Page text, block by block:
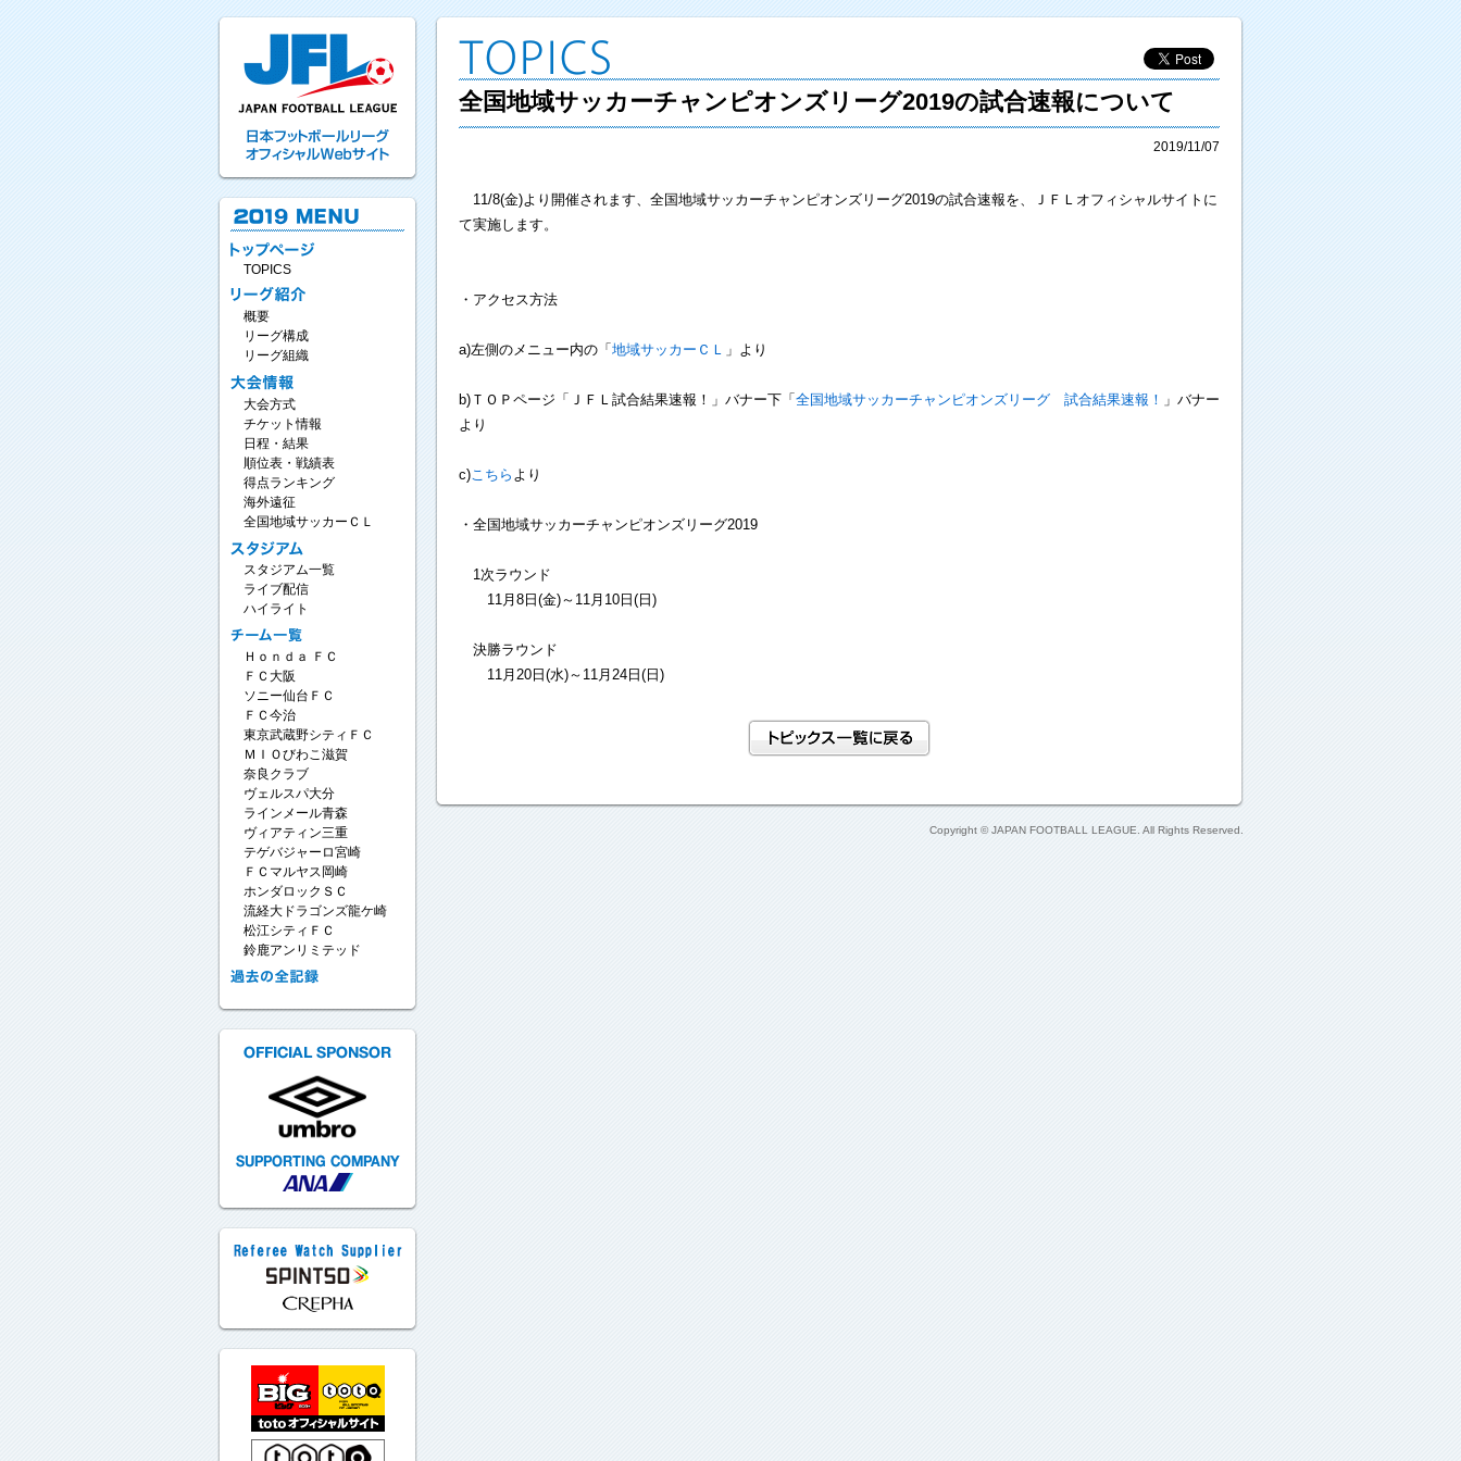
全国地域サッカーチャンピオンズリーグ2019の試合速報について
2019/11/07
11/8(金)より開催されます、全国地域サッカーチャンピオンズリーグ2019の試合速報を、ＪＦＬオフィシャルサイトに
て実施します。
・アクセス方法
a)左側のメニュー内の「 地域サッカーＣＬ 」より
b)ＴＯＰページ「ＪＦＬ試合結果速報！」バナー下「 全国地域サッカーチャンピオンズリーグ 試合結果速報！ 」バナー
より
c)こちら より
・全国地域サッカーチャンピオンズリーグ2019
1次ラウンド
11月8日(金)～11月10日(日)
決勝ラウンド
11月20日(水)～11月24日(日)
Copyright © JAPAN FOOTBALL LEAGUE. All Rights Reserved.
TOPICS
概要
リーグ構成
リーグ組織
大会方式
チケット情報
日程・結果
順位表・戦績表
得点ランキング
海外遠征
全国地域サッカーＣＬ
スタジアム一覧
ライブ配信
ハイライト
Ｈｏｎｄａ ＦＣ
ＦＣ大阪
ソニー仙台ＦＣ
ＦＣ今治
東京武蔵野シティＦＣ
ＭＩＯびわこ滋賀
奈良クラブ
ヴェルスパ大分
ラインメール青森
ヴィアティン三重
テゲバジャーロ宮崎
ＦＣマルヤス岡崎
ホンダロックＳＣ
流経大ドラゴンズ龍ケ崎
松江シティＦＣ
鈴鹿アンリミテッド